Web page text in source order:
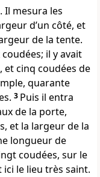
Il mesura les
d’un côté, et
de la tente.
il y avait
et cinq coudées de
quarante
3 Puis il entra
de la porte,
et la largeur de la
longueur de
coudées, sur le
ici le lieu très saint.